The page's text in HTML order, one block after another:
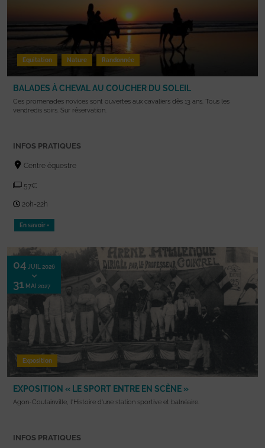
Equitation Nature Randonnée
BALADES À CHEVAL AU COUCHER DU SOLEIL
Ces promenades novices sont ouvertes aux cavaliers dès 13 ans. Tous les
vendredis soirs. Sur réservation.
INFOS PRATIQUES
Centre équestre
57€
20h-22h
En savoir +
04 JUIL 2026
31 MAI 2027
Exposition
EXPOSITION « LE SPORT ENTRE EN SCÈNE »
Agon-Coutainville, l'Histoire d'une station sportive et balnéaire.
INFOS PRATIQUES